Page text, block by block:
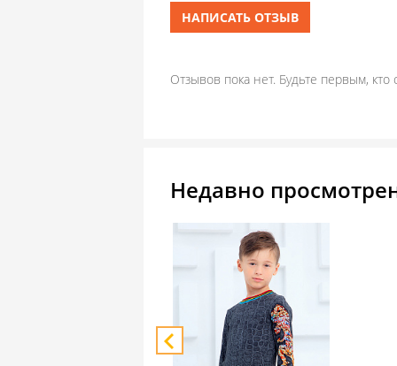
НАПИСАТЬ ОТЗЫВ
Отзывов пока нет. Будьте первым, кто
Недавно